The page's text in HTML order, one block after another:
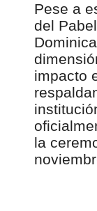
Pese a
del
impacto
la